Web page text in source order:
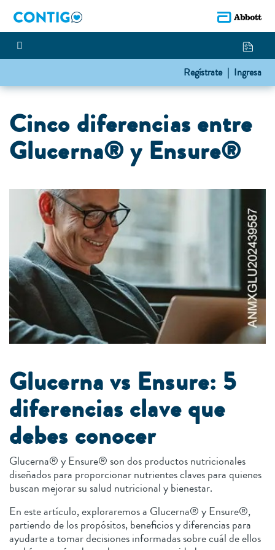
Regístrate | Ingresa
Cinco diferencias entre
Glucerna® y Ensure®
Glucerna vs Ensure: 5
diferencias clave que
debes conocer
Glucerna® y Ensure® son dos productos nutricionales
diseñados para proporcionar nutrientes claves para quienes
buscan mejorar su salud nutricional y bienestar.
En este artículo, exploraremos a Glucerna® y Ensure®,
partiendo de los propósitos, beneficios y diferencias para
ayudarte a tomar decisiones informadas sobre cuál de ellos